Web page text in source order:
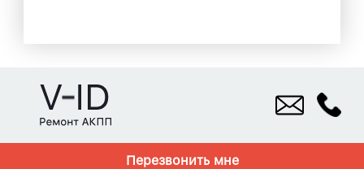
Перезвонить мне